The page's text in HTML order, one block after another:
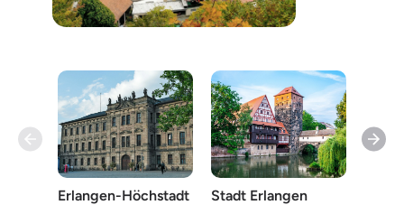
Erlangen-Höchstadt Stadt Erlangen